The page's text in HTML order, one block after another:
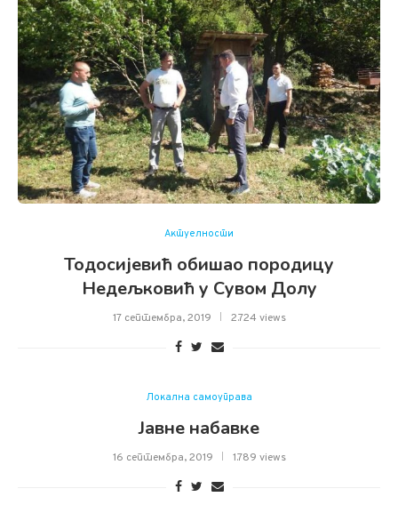
Актуелности
Тодосијевић обишао породицу
Недељковић у Сувом Долу
17 септембра, 2019 2.724 views
Локална самоуправа
Јавне набавке
16 септембра, 2019 1.789 views